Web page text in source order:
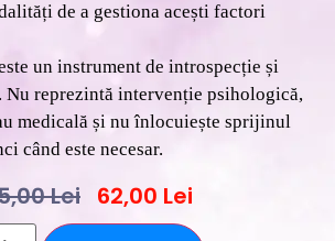
de a gestiona acești factori
un instrument de introspecție și
Nu reprezintă intervenție psihologică,
medicală și nu înlocuiește sprijinul
când este necesar.
Lei 62,00 Lei